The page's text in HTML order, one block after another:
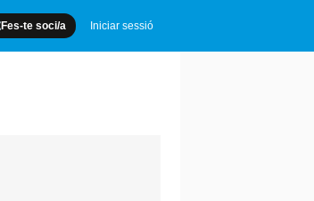
Fes-te soci/a Iniciar sessió